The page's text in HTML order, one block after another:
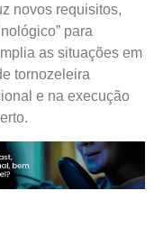
novos requisitos,
para
as situações em
tornozeleira
e na execução